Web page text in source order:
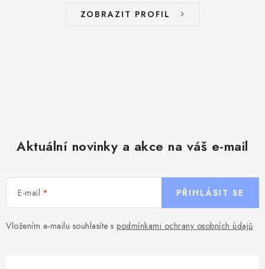
ZOBRAZIT PROFIL
Aktuální novinky a akce na váš e-mail
E-mail
Vložením e-mailu souhlasíte s podmínkami ochrany osobních údajů
PŘIHLÁSIT SE